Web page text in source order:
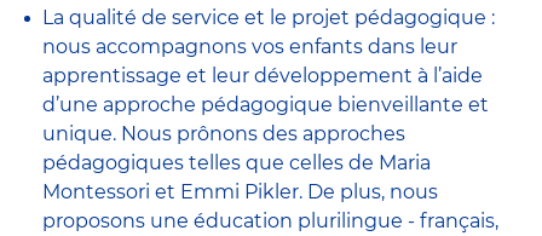
La qualité de service et le projet pédagogique :
nous accompagnons vos enfants dans leur
apprentissage et leur développement à l’aide
d’une approche pédagogique bienveillante et
unique. Nous prônons des approches
pédagogiques telles que celles de Maria
Montessori et Emmi Pikler. De plus, nous
proposons une éducation plurilingue - français,